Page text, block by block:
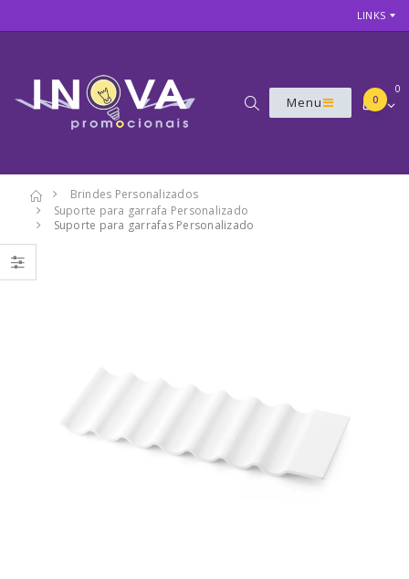
LINKS
Menu
0
0
Brindes Personalizados
Suporte para garrafa Personalizado
Suporte para garrafas Personalizado